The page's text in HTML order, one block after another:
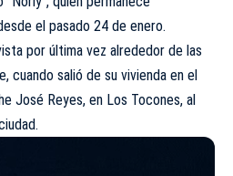
el pasado 24 de enero.
por última vez alrededor de las
cuando salió de su vivienda en el
José Reyes, en Los Tocones, al